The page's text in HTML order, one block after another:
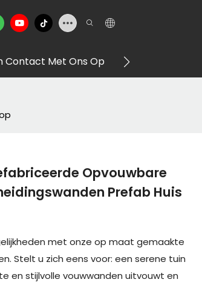
Contact Met Ons Op VR -showroom
Opvouwbare
Prefab Huis
met onze op maat gemaakte
Stelt u zich eens voor: een serene tuin
en stijlvolle vouwwanden uitvouwt en